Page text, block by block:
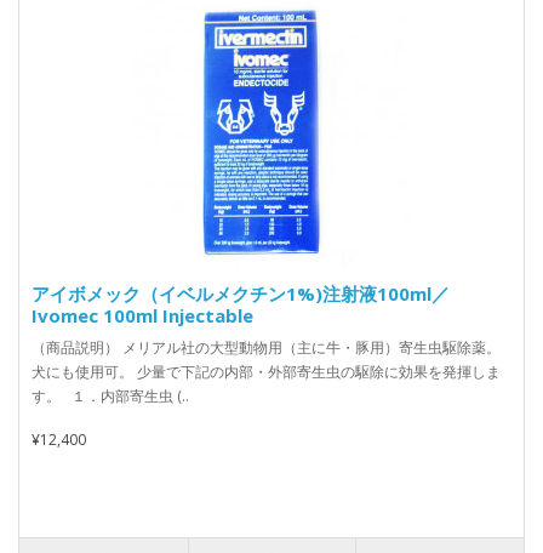
アイボメック（イベルメクチン1%)注射液100ml／
Ivomec 100ml Injectable
（商品説明） メリアル社の大型動物用（主に牛・豚用）寄生虫駆除薬。
犬にも使用可。 少量で下記の内部・外部寄生虫の駆除に効果を発揮しま
す。 １．内部寄生虫 (..
¥12,400